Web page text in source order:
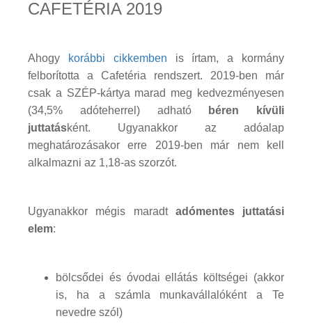
CAFETÉRIA 2019
Ahogy korábbi cikkemben is írtam, a kormány
felborította a Cafetéria rendszert. 2019-ben már
csak a SZÉP-kártya marad meg kedvezményesen
(34,5% adóteherrel) adható
béren kívüli
juttatásként. Ugyanakkor az adóalap
meghatározásakor erre 2019-ben már nem kell
alkalmazni az 1,18-as szorzót.
Ugyanakkor mégis maradt adómentes juttatási
elem:
bölcsődei és óvodai ellátás költségei (akkor
is, ha a számla munkavállalóként a Te
nevedre szól)